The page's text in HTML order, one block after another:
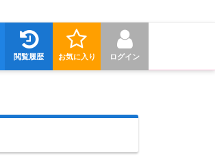
ログイン
お気に入り
閲覧履歴